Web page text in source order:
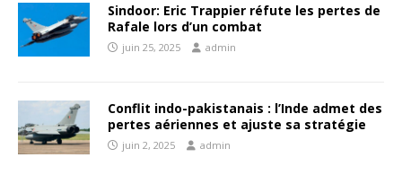
Sindoor: Eric Trappier réfute les pertes de
Rafale lors d’un combat
juin 25, 2025 admin
Conflit indo-pakistanais : l’Inde admet des
pertes aériennes et ajuste sa stratégie
juin 2, 2025 admin